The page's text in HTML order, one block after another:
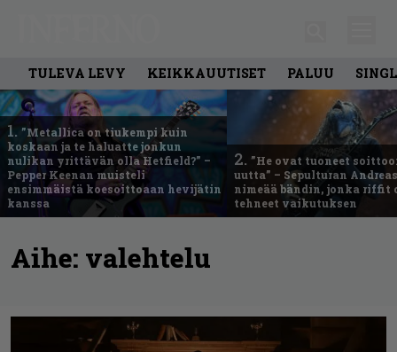
TULEVA LEVY KEIKKAUUTISET PALUU
1. ”Metallica on tiukempi kuin
koskaan ja te haluatte jonkun
nulikan yrittävän olla Hetfield?” –
Pepper Keenan muisteli
ensimmäistä koesoittoaan hevijätin
kanssa
2. ”He ovat tuoneet
uutta” – Sepulturan
nimeää bändin, jonka riffit
tehneet vaikutuksen
Aihe: valehtelu